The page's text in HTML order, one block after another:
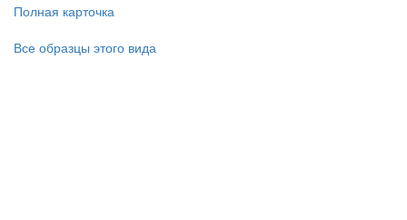
Полная карточка
Все образцы этого вида